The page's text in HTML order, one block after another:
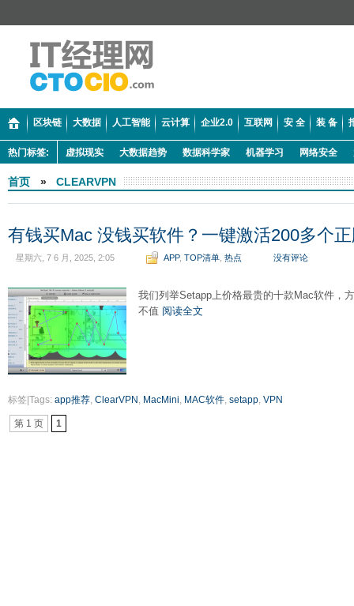
区块链 大数据 人工智能 云计算 企业2.0 互联网 安 全 装 备
热门标签: 虚拟现实 大数据趋势 数据科学家 机器学习 网络安全
首页 » CLEARVPN
有钱买Mac 没钱买软件？一键激活200多个
星期六, 7 6 月, 2025, 2:05 APP, TOP清单 热点 没有评论
我们列举Setapp上价格最贵的十款Mac软件，
不值 阅读全文
标签|Tags: app推荐, ClearVPN , MacMini, MAC软件, setapp, VPN
第 1 页 1